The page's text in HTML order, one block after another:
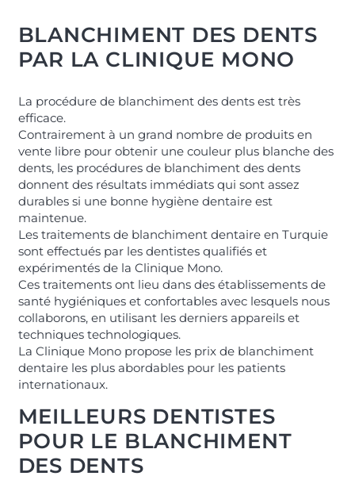
BLANCHIMENT DES DENTS
PAR LA CLINIQUE MONO
La procédure de blanchiment des dents est très
efficace.
Contrairement à un grand nombre de produits en
vente libre pour obtenir une couleur plus blanche des
dents, les procédures de blanchiment des dents
donnent des résultats immédiats qui sont assez
durables si une bonne hygiène dentaire est
maintenue.
Les traitements de blanchiment dentaire en Turquie
sont effectués par les dentistes qualifiés et
expérimentés de la Clinique Mono.
Ces traitements ont lieu dans des établissements de
santé hygiéniques et confortables avec lesquels nous
collaborons, en utilisant les derniers appareils et
techniques technologiques.
La Clinique Mono propose les prix de blanchiment
dentaire les plus abordables pour les patients
internationaux.
MEILLEURS DENTISTES
POUR LE BLANCHIMENT
DES DENTS